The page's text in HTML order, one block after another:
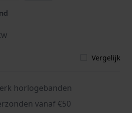
Vergelijk
horlogebanden
vanaf €50